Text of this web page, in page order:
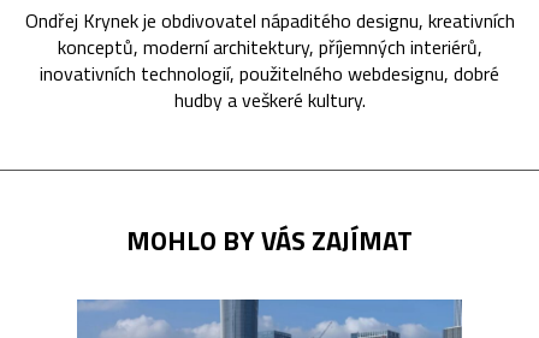
Ondřej Krynek je obdivovatel nápaditého designu, kreativních
konceptů, moderní architektury, příjemných interiérů,
inovativních technologií, použitelného webdesignu, dobré
hudby a veškeré kultury.
MOHLO BY VÁS ZAJÍMAT